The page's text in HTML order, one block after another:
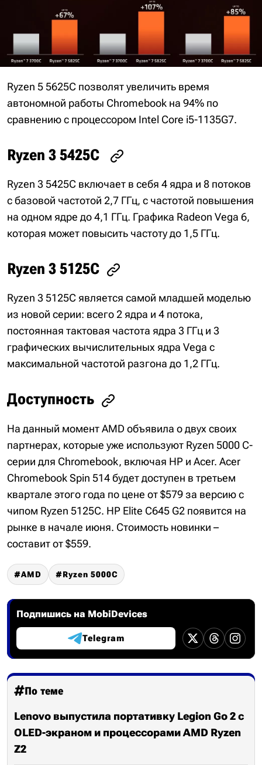
Ryzen 5 5625C позволят увеличить время
автономной работы Chromebook на 94% по
сравнению с процессором Intel Core i5-1135G7.
Ryzen 3 5425C
Ryzen 3 5425C включает в себя 4 ядра и 8 потоков
с базовой частотой 2,7 ГГц, с частотой повышения
на одном ядре до 4,1 ГГц. Графика Radeon Vega 6,
которая может повысить частоту до 1,5 ГГц.
Ryzen 3 5125C
Ryzen 3 5125C является самой младшей моделью
из новой серии: всего 2 ядра и 4 потока,
постоянная тактовая частота ядра 3 ГГц и 3
графических вычислительных ядра Vega с
максимальной частотой разгона до 1,2 ГГц.
Доступность
На данный момент AMD объявила о двух своих
партнерах, которые уже используют Ryzen 5000 C-
серии для Chromebook, включая HP и Acer. Acer
Chromebook Spin 514 будет доступен в третьем
квартале этого года по цене от $579 за версию с
чипом Ryzen 5125C. HP Elite C645 G2 появится на
рынке в начале июня. Стоимость новинки –
составит от $559.
AMD Ryzen 5000С
Подпишись на MobiDevices
Telegram
По теме
Lenovo выпустила портативку Legion Go 2 с
OLED-экраном и процессорами AMD Ryzen
Z2